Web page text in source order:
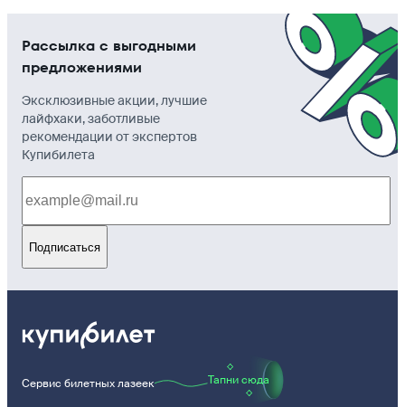
Рассылка с выгодными
предложениями
Эксклюзивные акции, лучшие
лайфхаки, заботливые
рекомендации от экспертов
Купибилета
Подписаться
Сервис билетных лазеек Тапни сюда